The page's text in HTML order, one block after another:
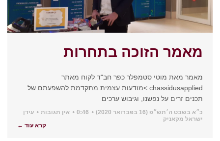
מאמר הזוכה בתחרות
מאמר מאת מוטי סטמפלר כפר חב"ד לקוח מאתר
chassidusapplied >מודעות עצמית מתקדמת להשפעתם של
תכנים זרים על נפשנו, וגיבוש ערכים
כ״א בשבט ה׳תש״פ (16 בפברואר 2020) 0:46 אין תגובות
עידן
ישראל מקאניק
קרא עוד ←